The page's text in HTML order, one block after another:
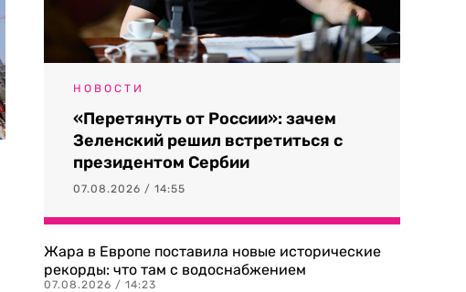
НОВОСТИ
«Перетянуть от России»: зачем
Зеленский решил встретиться с
президентом Сербии
07.08.2026 / 14:55
Жара в Европе поставила новые исторические
рекорды: что там с водоснабжением
07.08.2026 / 14:23